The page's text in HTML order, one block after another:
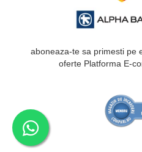
aboneaza-te sa primesti pe
oferte Platforma E-